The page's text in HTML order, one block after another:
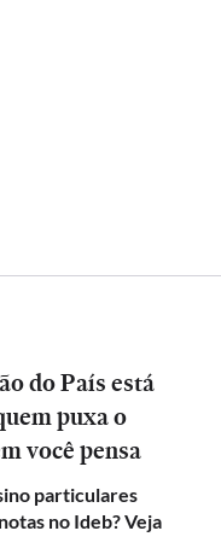
do País está
puxa o
você pensa
particulares
no Ideb? Veja